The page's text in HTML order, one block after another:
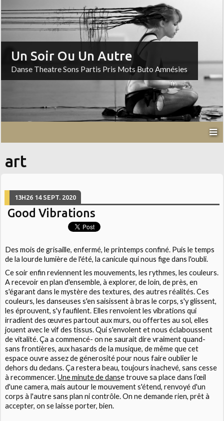
Un Soir Ou Un Autre
Danse Theatre Sons Partis Pris Mots Buto Amnésies
art
13H26 14 SEPT. 2020
Good Vibrations
Des mois de grisaille, enfermé, le printemps confiné. Puis le temps
de la lourde lumière de l'été, la canicule qui nous fige dans l'oubli.
Ce soir enfin reviennent les mouvements, les rythmes, les couleurs.
A recevoir en plan d'ensemble, à explorer, de loin, de près, en
s'égarant dans le mystère des textures, des autres réalités. Ces
couleurs, les danseuses s'en saisissent à bras le corps, s'y glissent,
les éprouvent, s'y faufilent. Elles renvoient les vibrations qui
irradient des œuvres partout aux murs, ou offertes au sol, elles
jouent avec le vif des tissus. Qui s'envolent et nous éclaboussent
de vitalité. Ça a commencé- on ne saurait dire vraiment quand-
sans frontières, aux hasards de la musique, de même que cet
espace ouvre assez de génerosité pour nous faire oublier le
dehors du dedans. Ça restera beau, toujours inachevé, sans cesse
à recommencer.Une minute de danse trouve sa place dans l’œil
d'une camera, mais autour le mouvement s'étend, renvoyé d'un
corps à l'autre sans plan ni contrôle. On ne demande rien, prêt à
accepter, on se laisse porter, bien.